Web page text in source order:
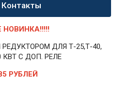
Контакты
НОВИНКА!!!!!
ДЛЯ Т-25,Т-40,
КВТ С ДОП. РЕЛЕ
РУБЛЕЙ